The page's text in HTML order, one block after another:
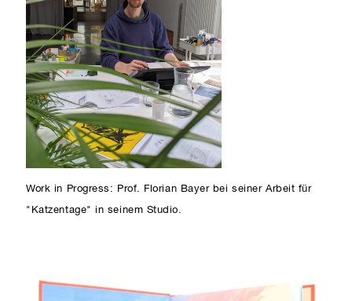
Work in Progress: Prof. Florian Bayer bei seiner Arbeit für
"Katzentage" in seinem Studio.